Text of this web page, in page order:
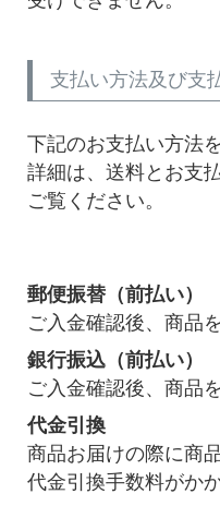
支払い方法及び支
下記のお支払い方法
詳細は、送料とお支
ご覧ください。
郵便振替（前払い）
ご入金確認後、商品
銀行振込（前払い）
ご入金確認後、商品
代金引換
商品お届けの際に商
代金引換手数料がか